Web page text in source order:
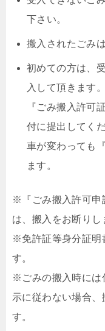
下さい。
搬入されたごみ
初めての方は、
入して頂きます。
『ごみ搬入許可
付に提出してくだ
車が変わっても
ます。
※『ごみ搬入許可申
は、搬入をお断りし
※免許証等身分証明
す。
※ごみの搬入時には
示に従わない場合、
す。